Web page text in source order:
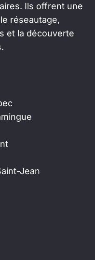
Ils offrent une
réseautage,
et la découverte
Jean